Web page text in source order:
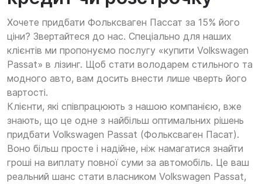
Хочете придбати Фольксваген Пассат за 15% його
ціни? Звертайтеся до нас. Спеціально для наших
клієнтів ми пропонуємо послугу «купити Volkswagen
Passat» в лізинг. Щоб стати володарем стильного та
модного авто, вам досить внести лише чверть його
вартості.
Клієнти, які співпрацюють з нашою компанією, вже
знають, що це одне з найбільш оптимальних рішень
придбати Volkswagen Passat (Фольксваген Пасат).
Воно більш просте і надійне, ніж намагатися знайти
гроші на виплату повної суми за автомобіль. Це ваш
реальний шанс стати власником Volkswagen Passat,